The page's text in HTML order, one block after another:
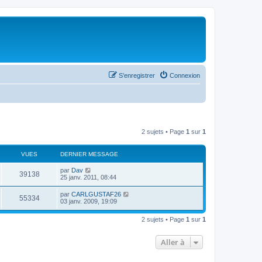
Connexion
S’enregistrer
2 sujets • Page 1 sur 1
VUES DERNIER MESSAGE
39138 par Dav
25 janv. 2011, 08:44
55334 par CARLGUSTAF26
03 janv. 2009, 19:09
2 sujets • Page 1 sur 1
Aller à